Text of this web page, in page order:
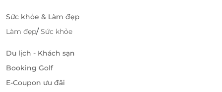
Sức khỏe & Làm đẹp
Làm đẹp/Sức khỏe
Du lịch - Khách sạn
Booking Golf
E-Coupon ưu đãi